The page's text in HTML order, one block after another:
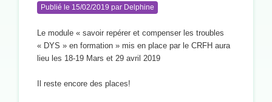
Publié le 15/02/2019 par Delphine
Le module « savoir repérer et compenser les troubles
« DYS » en formation » mis en place par le CRFH aura
lieu les 18-19 Mars et 29 avril 2019
Il reste encore des places!